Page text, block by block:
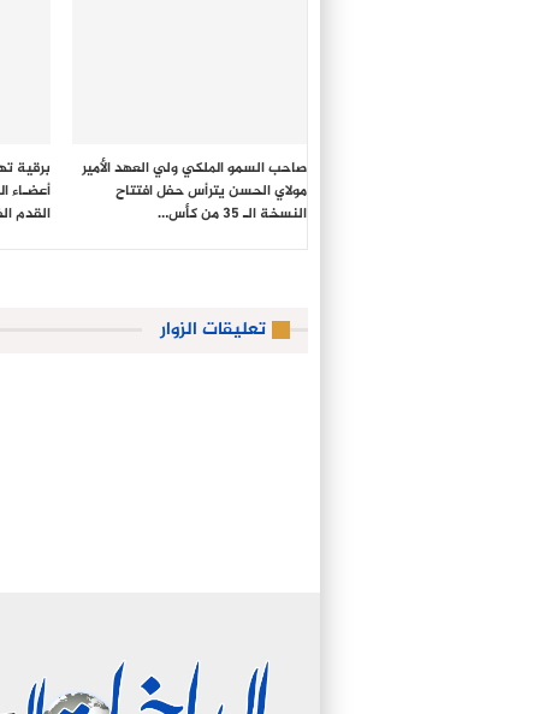
صاحب السمو الملكي ولي العهد الأمير
مولاي الحسن يترأس حفل افتتاح
النسخة الـ 35 من كأس…
برقية
أعضـاء
القدم
تعليقات الزوار